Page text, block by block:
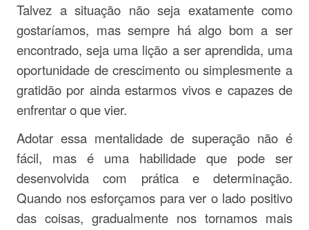
Talvez a situação não seja exatamente como
gostaríamos, mas sempre há algo bom a ser
encontrado, seja uma lição a ser aprendida, uma
oportunidade de crescimento ou simplesmente a
gratidão por ainda estarmos vivos e capazes de
enfrentar o que vier.
Adotar essa mentalidade de superação não é
fácil, mas é uma habilidade que pode ser
desenvolvida com prática e determinação.
Quando nos esforçamos para ver o lado positivo
das coisas, gradualmente nos tornamos mais